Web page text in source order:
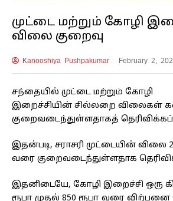
முட்டை மற்றும் கோழி
விலை குறைவு
Kanooshiya Pushpakumar February 2,
சந்தையில் முட்டை மற்றும் கோழி
இறைச்சியின் சில்லறை விலைகள்
குறைவடைந்துள்ளதாகத்
இதன்படி, சராசரி முட்டையின் விலை
வரை குறைவடைந்துள்ளதாக
இதனிடையே, கோழி இறைச்சி ஒரு
ரூபா முதல் 850 ரூபா வரை